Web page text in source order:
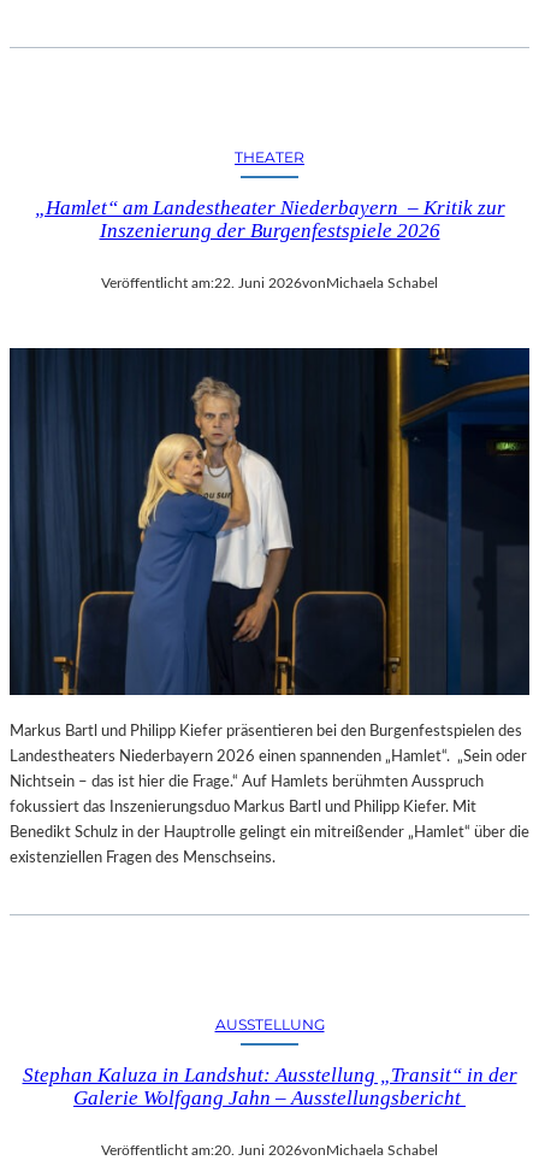
THEATER
„Hamlet“ am Landestheater Niederbayern – Kritik zur
Inszenierung der Burgenfestspiele 2026
Veröffentlicht am:22. Juni 2026vonMichaela Schabel
Markus Bartl und Philipp Kiefer präsentieren bei den Burgenfestspielen des
Landestheaters Niederbayern 2026 einen spannenden „Hamlet“. „Sein oder
Nichtsein – das ist hier die Frage.“ Auf Hamlets berühmten Ausspruch
fokussiert das Inszenierungsduo Markus Bartl und Philipp Kiefer. Mit
Benedikt Schulz in der Hauptrolle gelingt ein mitreißender „Hamlet“ über die
existenziellen Fragen des Menschseins.
AUSSTELLUNG
Stephan Kaluza in Landshut: Ausstellung „Transit“ in der
Galerie Wolfgang Jahn – Ausstellungsbericht
Veröffentlicht am:20. Juni 2026vonMichaela Schabel